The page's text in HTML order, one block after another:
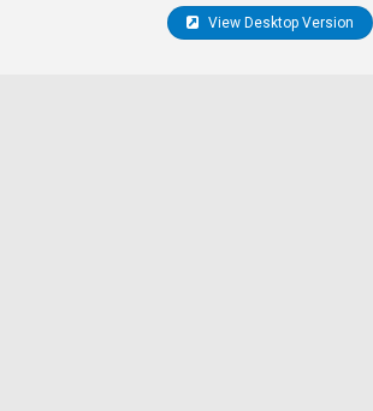
View Desktop Version